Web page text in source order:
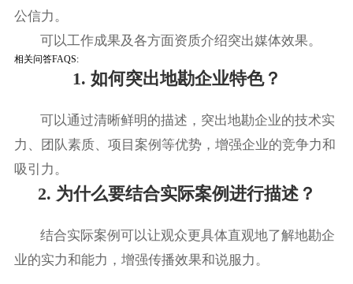
公信力。
可以工作成果及各方面资质介绍突出媒体效果。
相关问答FAQS:
1. 如何突出地勘企业特色？
可以通过清晰鲜明的描述，突出地勘企业的技术实
力、团队素质、项目案例等优势，增强企业的竞争力和
吸引力。
2. 为什么要结合实际案例进行描述？
结合实际案例可以让观众更具体直观地了解地勘企
业的实力和能力，增强传播效果和说服力。